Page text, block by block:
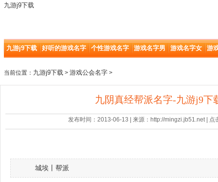
九游j9下载
九游j9下载 好听的游戏名字 个性游戏名字 游戏名字男 游戏名字女 游
当前位置： 九游j9下载 > 游戏公会名字 >
九阴真经帮派名字-九游j9下
发布时间：2013-06-13 | 来源：http://mingzi.jb51.net | 点
城埃丨帮派